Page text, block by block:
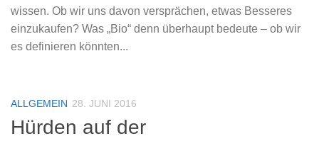
wissen. Ob wir uns davon versprächen, etwas Besseres
einzukaufen? Was „Bio“ denn überhaupt bedeute – ob wir
es definieren könnten...
ALLGEMEIN 28. JUNI 2016
Hürden auf der